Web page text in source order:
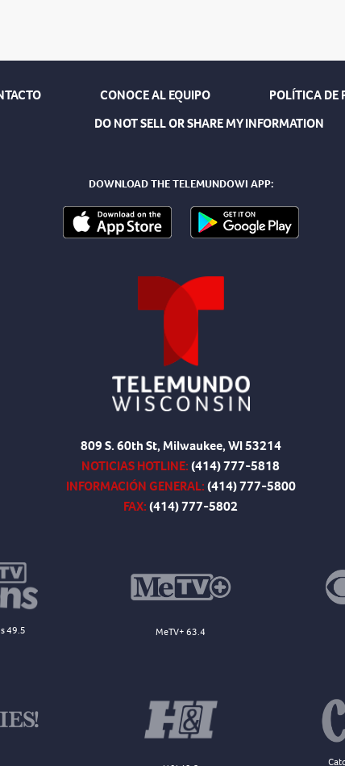
CONOCE AL EQUIPO POLÍTICA DE
DO NOT SELL OR SHARE MY INFORMATION
DOWNLOAD THE TELEMUNDOWI APP:
809 S. 60th St, Milwaukee, WI 53214
NOTICIAS HOTLINE:(414) 777-5818
INFORMACIÓN GENERAL:(414) 777-5800
FAX:(414) 777-5802
49.5 MeTV+ 63.4